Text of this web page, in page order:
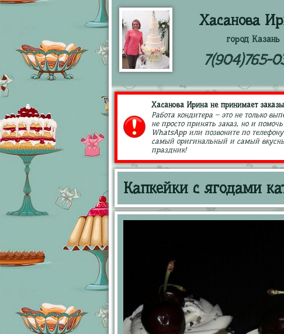
Хасанова
город Казань
7(904)765-
Хасанова Ирина не принимает
Работа кондитера – это не только
не просто принять заказ, но и
WhatsApp или позвоните по
самый оригинальный и самый
праздник!
Капкейки с ягодами